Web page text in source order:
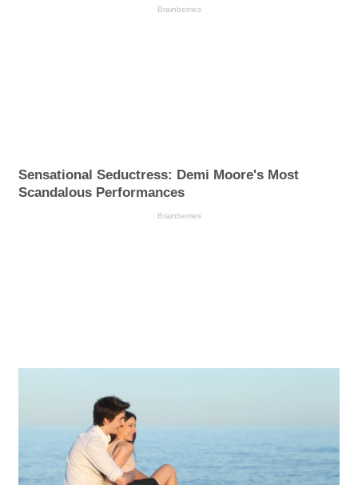
Brainberries
Sensational Seductress: Demi Moore's Most
Scandalous Performances
Brainberries